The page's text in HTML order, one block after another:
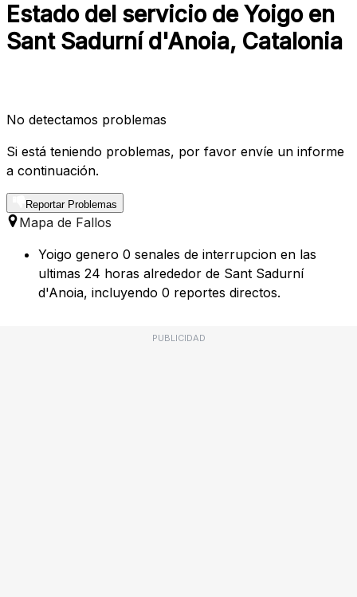
Estado del servicio de Yoigo en
Sant Sadurní d'Anoia, Catalonia
No detectamos problemas
Si está teniendo problemas, por favor envíe un informe
a continuación.
Reportar Problemas
Mapa de Fallos
Yoigo genero 0 senales de interrupcion en las
ultimas 24 horas alrededor de Sant Sadurní
d'Anoia, incluyendo 0 reportes directos.
PUBLICIDAD